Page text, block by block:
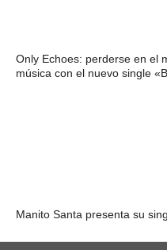
Only Echoes: perderse en el
música con el nuevo single
Manito Santa presenta su